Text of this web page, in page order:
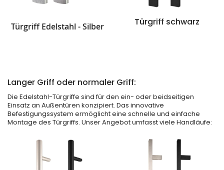
Türgriff Edelstahl - Silber Türgriff schwarz
Langer Griff oder normaler Griff:
Die Edelstahl-Türgriffe sind für den ein- oder beidseitigen
Einsatz an Außentüren konzipiert. Das innovative
Befestigungssystem ermöglicht eine schnelle und einfache
Montage des Türgriffs. Unser Angebot umfasst viele Handläufe: